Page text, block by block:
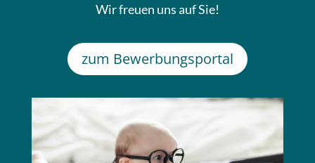
Wir freuen uns auf Sie!
zum Bewerbungsportal